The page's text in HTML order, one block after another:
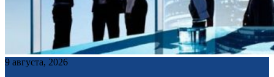
9 августа, 2026